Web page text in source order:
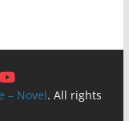
– Novel. All rights